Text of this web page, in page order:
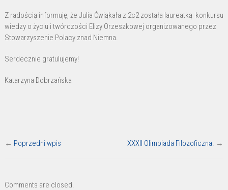
konkursu
„Życie
Z radością informuję, że Julia Ćwiąkała z 2c2 została laureatką konkursu
wiedzy o życiu i twórczości Elizy Orzeszkowej organizowanego przez
Stowarzyszenie Polacy znad Niemna.
Serdecznie gratulujemy!
Katarzyna Dobrzańska
← Poprzedni wpis XXXII Olimpiada Filozoficzna. →
Comments are closed.